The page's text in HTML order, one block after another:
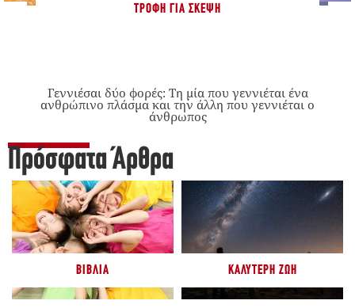
ΤΡΟΦΉ ΓΙΑ ΣΚΈΨΗ
Γεννιέσαι δύο φορές: Tη μία που γεννιέται ένα
ανθρώπινο πλάσμα και την άλλη που γεννιέται ο
άνθρωπος
Πρόσφατα Άρθρα
ΒΙΒΛΊΑ ΚΑΛΎΤΕΡΗ ΖΩΉ